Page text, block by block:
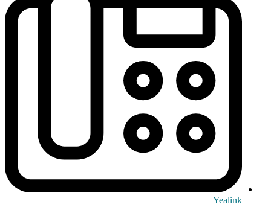
Yealink